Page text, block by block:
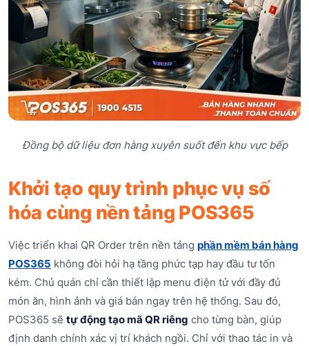
Đồng bộ dữ liệu đơn hàng xuyên suốt đến khu vực bếp
Khởi tạo quy trình phục vụ số
hóa cùng nền tảng POS365
Việc triển khai QR Order trên nền tảng phần mềm bán hàng
POS365 không đòi hỏi hạ tầng phức tạp hay đầu tư tốn
kém. Chủ quán chỉ cần thiết lập menu điện tử với đầy đủ
món ăn, hình ảnh và giá bán ngay trên hệ thống. Sau đó,
POS365 sẽ tự động tạo mã QR riêng cho từng bàn, giúp
định danh chính xác vị trí khách ngồi. Chỉ với thao tác in và